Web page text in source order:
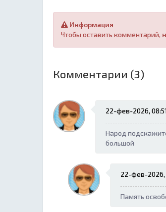
Информация
Чтобы оставить комментарий,
Комментарии (3)
22-фев-2026,
Народ
большой
22-фев-2026,
Память